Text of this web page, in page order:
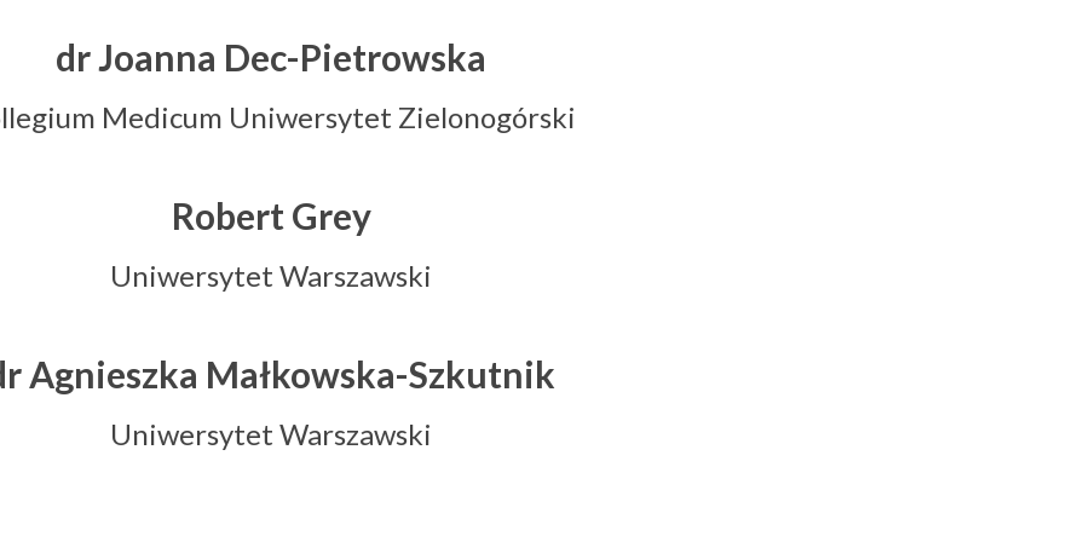
dr Joanna Dec-Pietrowska
Medicum Uniwersytet Zielonogórski
Robert Grey
Uniwersytet Warszawski
Agnieszka Małkowska-Szkutnik
Uniwersytet Warszawski